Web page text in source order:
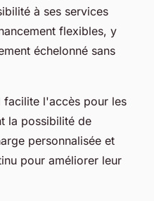
à ses services
flexibles, y
échelonné sans
facilite l'accès pour les
la possibilité de
personnalisée et
pour améliorer leur